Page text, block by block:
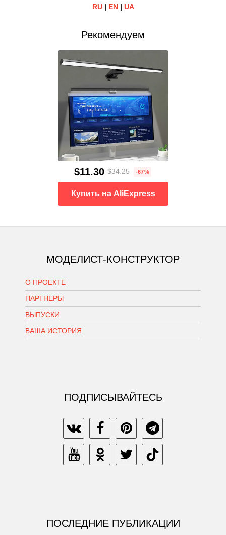
RU| EN| UA
Рекомендуем
$11.30 $34.25 -67%
Купить на AliExpress
МОДЕЛИСТ-КОНСТРУКТОР
О ПРОЕКТЕ
ПАРТНЕРЫ
ВЫПУСКИ
ВАША ИСТОРИЯ
ПОДПИСЫВАЙТЕСЬ
ПОСЛЕДНИЕ ПУБЛИКАЦИИ